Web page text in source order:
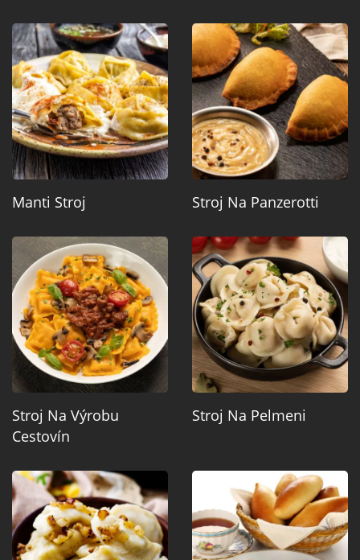
Manti Stroj Stroj Na Panzerotti
Stroj Na Výrobu
Cestovín
Stroj Na Pelmeni